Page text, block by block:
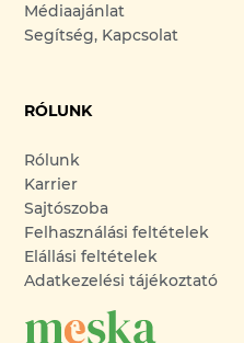
Médiaajánlat
Segítség, Kapcsolat
RÓLUNK
Rólunk
Karrier
Sajtószoba
Felhasználási feltételek
Elállási feltételek
Adatkezelési tájékoztató